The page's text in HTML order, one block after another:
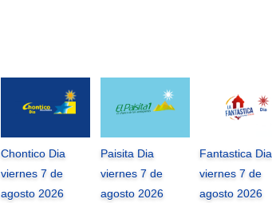
Chontico Dia
viernes 7 de
agosto 2026
Paisita Dia
viernes 7 de
agosto 2026
Fantastica Dia
viernes 7 de
agosto 2026